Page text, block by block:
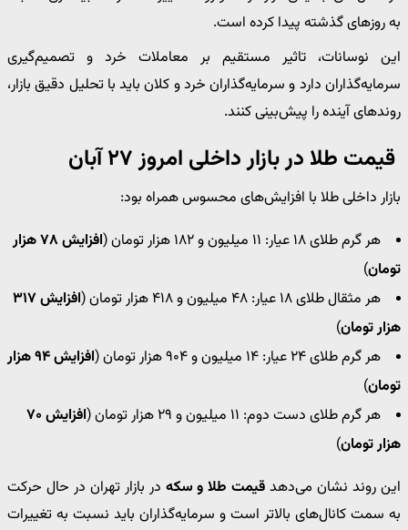
به روزهای گذشته پیدا کرده است.
این نوسانات، تاثیر مستقیم بر معاملات خرد و تصمیم‌گیری
سرمایه‌گذاران دارد و سرمایه‌گذاران خرد و کلان باید با تحلیل دقیق بازار،
روندهای آینده را پیش‌بینی کنند.
قیمت طلا در بازار داخلی امروز ۲۷ آبان
بازار داخلی طلا با افزایش‌های محسوس همراه بود:
هر گرم طلای ۱۸ عیار: ۱۱ میلیون و ۱۸۲ هزار تومان (
افزایش ۷۸ هزار
تومان)
هر مثقال طلای ۱۸ عیار: ۴۸ میلیون و ۴۱۸ هزار تومان (
افزایش ۳۱۷
هزار تومان)
هر گرم طلای ۲۴ عیار: ۱۴ میلیون و ۹۰۴ هزار تومان (
افزایش ۹۴ هزار
تومان)
هر گرم طلای دست دوم: ۱۱ میلیون و ۲۹ هزار تومان (
افزایش ۷۰
هزار تومان)
این روند نشان می‌دهد قیمت طلا و سکه در بازار تهران در حال حرکت
به سمت کانال‌های بالاتر است و سرمایه‌گذاران باید نسبت به تغییرات